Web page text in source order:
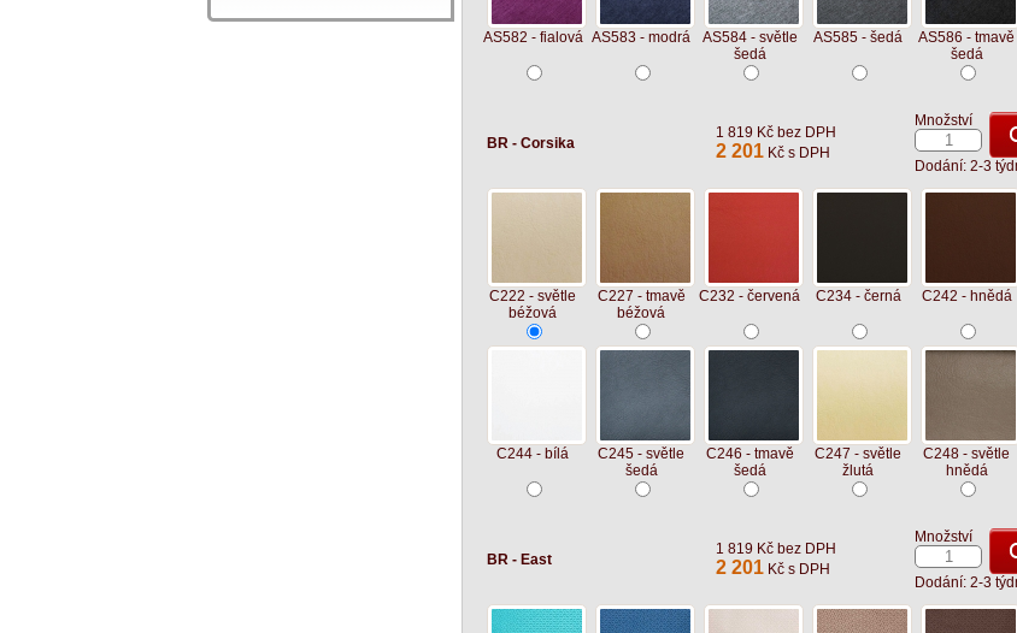
AS582 - fialová AS583 - modrá
AS584 - světle
šedá
AS585 - šedá
AS586 - tmavě
šedá
BR - Corsika
1 819 Kč bez DPH
2 201 Kč s DPH
Množství
Dodání: 2-3
C222 - světle
béžová
C227 - tmavě
béžová
C232 - červená C234 - černá C242 - hnědá
C244 - bílá
C245 - světle
šedá
C246 - tmavě
šedá
C247 - světle
žlutá
C248 - světle
hnědá
BR - East
1 819 Kč bez DPH
2 201 Kč s DPH
Množství
Dodání: 2-3